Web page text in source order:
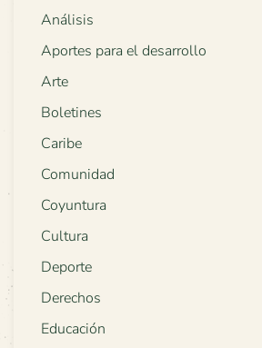
Análisis
Aportes para el desarrollo
Arte
Boletines
Caribe
Comunidad
Coyuntura
Cultura
Deporte
Derechos
Educación